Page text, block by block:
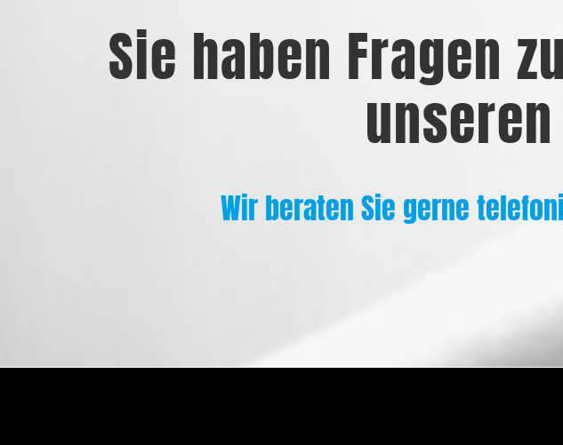
Sie haben Fragen
Wir beraten Sie gerne